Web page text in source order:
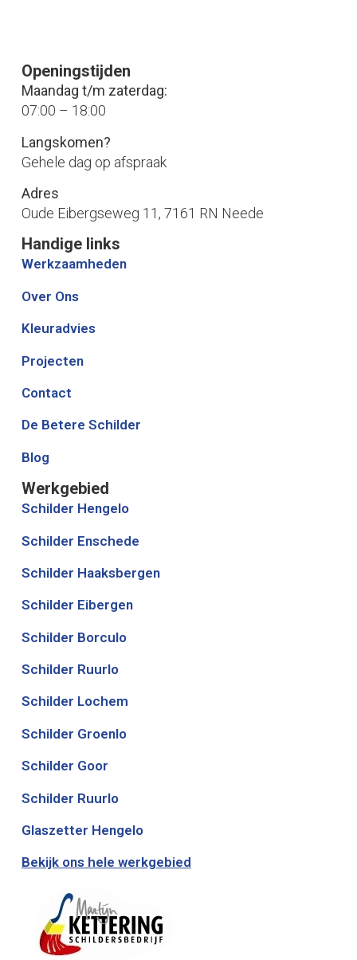
Werkgebied
Schilder Hengelo
Schilder Enschede
Schilder Haaksbergen
Schilder Eibergen
Schilder Borculo
Schilder Ruurlo
Schilder Lochem
Schilder Groenlo
Schilder Goor
Schilder Ruurlo
Glaszetter Hengelo
Bekijk ons hele werkgebied
Openingstijden
Maandag t/m zaterdag:
07:00 – 18:00
Langskomen?
Gehele dag op afspraak
Adres
Oude Eibergseweg 11, 7161 RN Neede
Handige links
Werkzaamheden
Over Ons
Kleuradvies
Projecten
Contact
De Betere Schilder
Blog